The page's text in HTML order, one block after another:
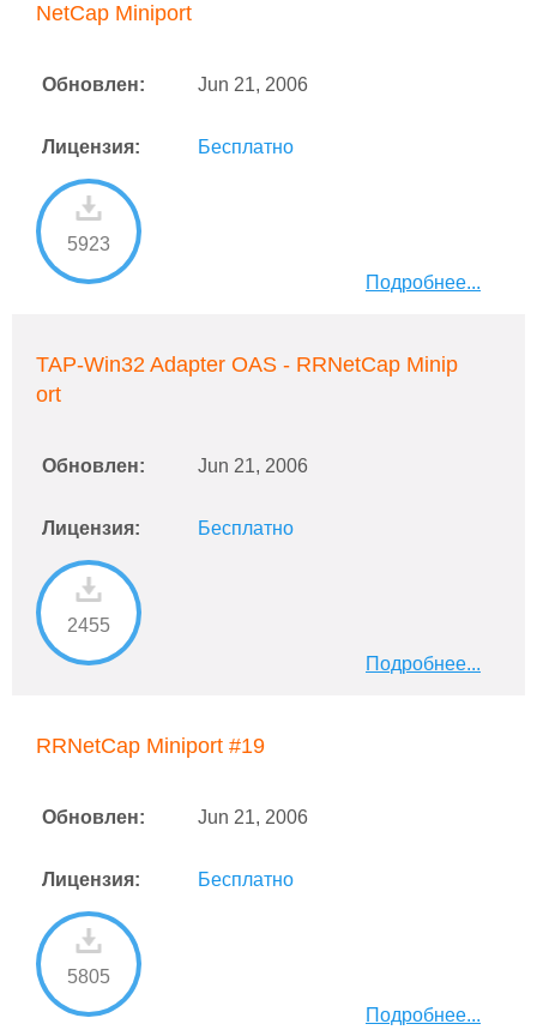
NetCap Miniport
Обновлен: Jun 21, 2006
Лицензия: Бесплатно
5923
Подробнее...
TAP-Win32 Adapter OAS - RRNetCap Minip
ort
Обновлен: Jun 21, 2006
Лицензия: Бесплатно
2455
Подробнее...
RRNetCap Miniport #19
Обновлен: Jun 21, 2006
Лицензия: Бесплатно
5805
Подробнее...